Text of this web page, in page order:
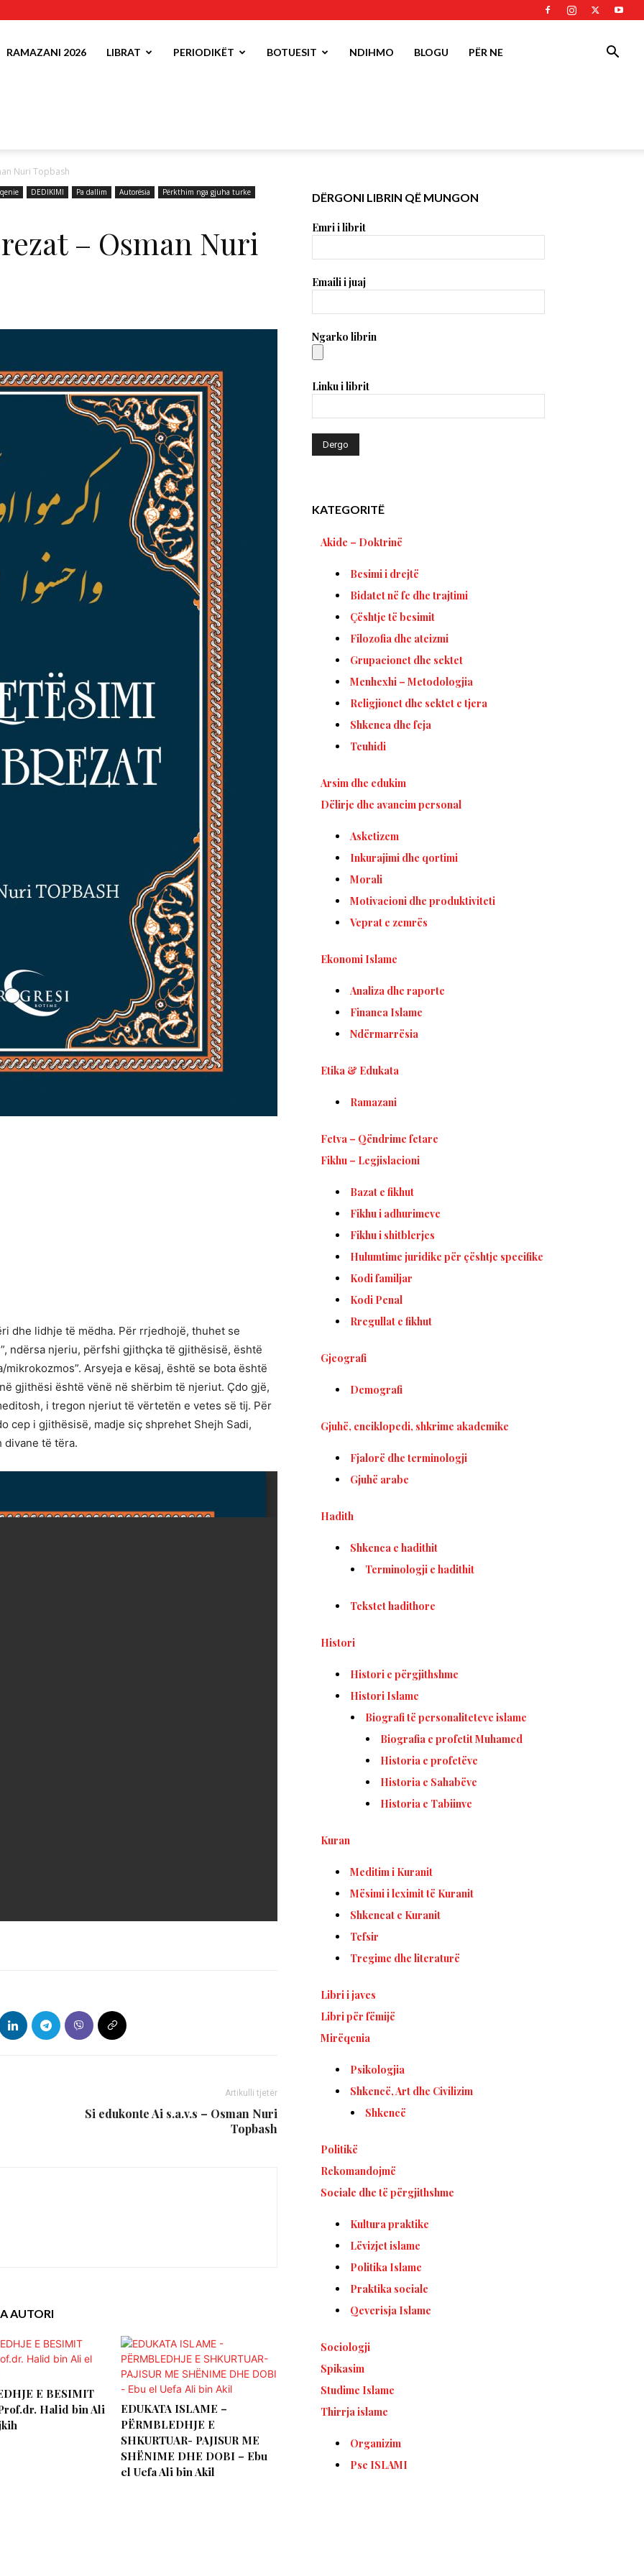
RAMAZANI 2026 LIBRAT PERIODIKËT BOTUESIT NDIHMO BLOGU PËR NE
Nuri Topbash
DEDIKIMI Pa dallim Autorësia
Përkthim nga gjuha turke
– Osman Nuri
dhe lidhje të mëdha. Për rrjedhojë, thuhet se
ndërsa njeriu, përfshi gjithçka të gjithësisë, është
Arsyeja e kësaj, është se bota është
gjithësi është vënë në shërbim të njeriut. Çdo gjë,
i tregon njeriut të vërtetën e vetes së tĳ. Për
cep i gjithësisë, madje siç shprehet Shejh Sadi,
divane të tëra.
Artikulli tjetër
Si edukonte Ai s.a.v.s – Osman Nuri
Topbash
AUTORI
E BESIMIT
Halid bin Ali
EDUKATA ISLAME –
PËRMBLEDHJE E
SHKURTUAR- PAJISUR ME
SHËNIME DHE DOBI – Ebu
el Uefa Ali bin Akil
DËRGONI LIBRIN QË MUNGON
Emri i librit
Emaili i juaj
Ngarko librin
Linku i librit
KATEGORITË
Akide – Doktrinë
Besimi i drejtë
Bidatet në fe dhe trajtimi
Çështje të besimit
Filozofia dhe ateizmi
Grupacionet dhe sektet
Menhexhi – Metodologjia
Religjionet dhe sektet e tjera
Shkenca dhe feja
Teuhidi
Arsim dhe edukim
Dëlirje dhe avancim personal
Asketizem
Inkurajimi dhe qortimi
Morali
Motivacioni dhe produktiviteti
Veprat e zemrës
Ekonomi Islame
Analiza dhe raporte
Financa Islame
Ndërmarrësia
Etika & Edukata
Ramazani
Fetva – Qëndrime fetare
Fikhu – Legjislacioni
Bazat e fikhut
Fikhu i adhurimeve
Fikhu i shitblerjes
Hulumtime juridike për çështje specifike
Kodi familjar
Kodi Penal
Rregullat e fikhut
Gjeografi
Demografi
Gjuhë, enciklopedi, shkrime akademike
Fjalorë dhe terminologji
Gjuhë arabe
Hadith
Shkenca e hadithit
Terminologji e hadithit
Tekstet hadithore
Histori
Histori e përgjithshme
Histori Islame
Biografi të personaliteteve islame
Biografia e profetit Muhamed
Historia e profetëve
Historia e Sahabëve
Historia e Tabiinve
Kuran
Meditim i Kuranit
Mësimi i leximit të Kuranit
Shkencat e Kuranit
Tefsir
Tregime dhe literaturë
Libri i javes
Libri për fëmijë
Mirëqenia
Psikologjia
Shkencë, Art dhe Civilizim
Shkencë
Politikë
Rekomandojmë
Sociale dhe të përgjithshme
Kultura praktike
Lëvizjet islame
Politika Islame
Praktika sociale
Qeverisja Islame
Sociologji
Spikasim
Studime Islame
Thirrja islame
Organizim
Pse ISLAMI